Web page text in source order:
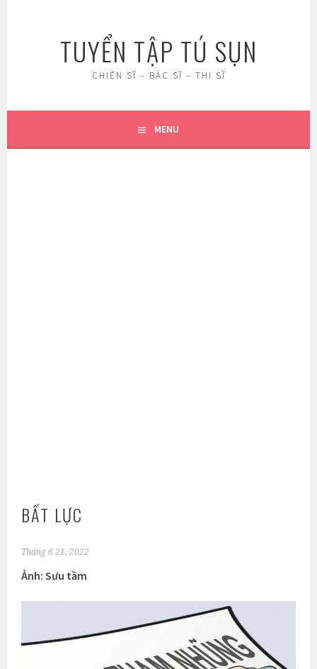
TUYỂN TẬP TÚ SỤN
CHIẾN SĨ – BÁC SĨ – THI SĨ
MENU
BẤT LỰC
Tháng 6 21, 2022
Ảnh: Sưu tầm